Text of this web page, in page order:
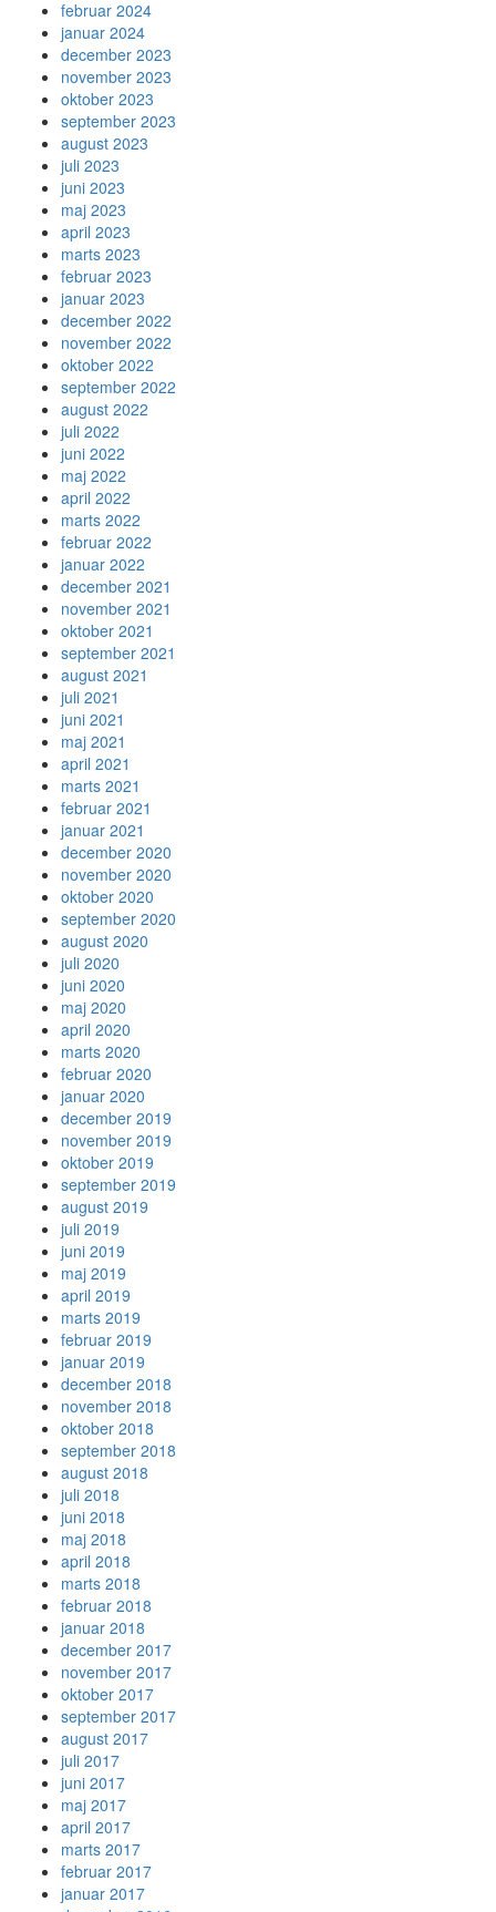
februar 2024
januar 2024
december 2023
november 2023
oktober 2023
september 2023
august 2023
juli 2023
juni 2023
maj 2023
april 2023
marts 2023
februar 2023
januar 2023
december 2022
november 2022
oktober 2022
september 2022
august 2022
juli 2022
juni 2022
maj 2022
april 2022
marts 2022
februar 2022
januar 2022
december 2021
november 2021
oktober 2021
september 2021
august 2021
juli 2021
juni 2021
maj 2021
april 2021
marts 2021
februar 2021
januar 2021
december 2020
november 2020
oktober 2020
september 2020
august 2020
juli 2020
juni 2020
maj 2020
april 2020
marts 2020
februar 2020
januar 2020
december 2019
november 2019
oktober 2019
september 2019
august 2019
juli 2019
juni 2019
maj 2019
april 2019
marts 2019
februar 2019
januar 2019
december 2018
november 2018
oktober 2018
september 2018
august 2018
juli 2018
juni 2018
maj 2018
april 2018
marts 2018
februar 2018
januar 2018
december 2017
november 2017
oktober 2017
september 2017
august 2017
juli 2017
juni 2017
maj 2017
april 2017
marts 2017
februar 2017
januar 2017